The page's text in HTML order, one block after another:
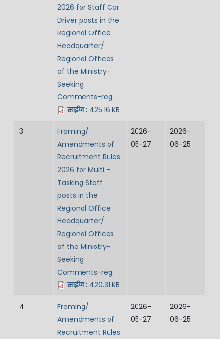
2026 for Staff Car
Driver posts in the
Regional Office
Headquarter/
Regional Offices
of the Ministry-
Seeking
Comments-reg.
साईज :425.16 KB
3
Framing/
Amendments of
Recruitment Rules
2026 for Multi –
Tasking Staff
posts in the
Regional Office
Headquarter/
Regional Offices
of the Ministry-
Seeking
Comments-reg.
साईज :420.31 KB
2026-
05-27
2026-
06-25
4
Framing/
Amendments of
Recruitment Rules
2026-
05-27
2026-
06-25